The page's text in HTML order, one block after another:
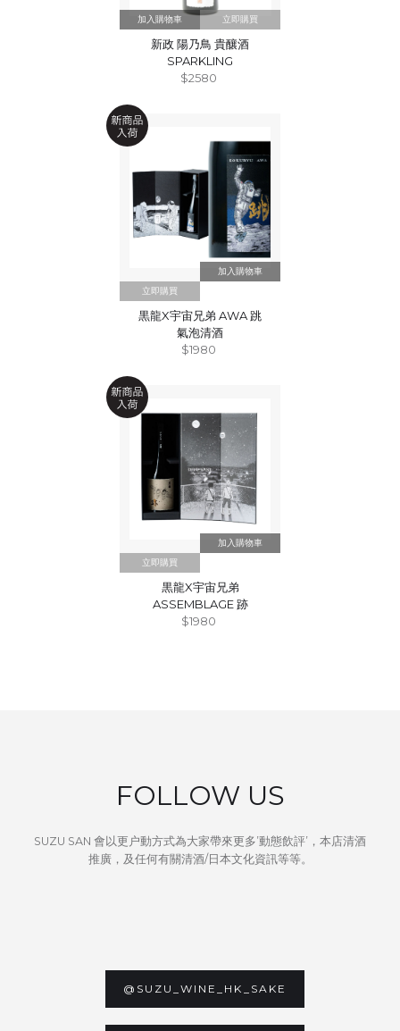
立即購買
新政 陽乃鳥 貴釀酒
SPARKLING
$2580
立即購買
黒龍X宇宙兄弟 AWA 跳
氣泡清酒
$1980
立即購買
黒龍X宇宙兄弟
ASSEMBLAGE 跡
$1980
FOLLOW US
SUZU SAN 會以更户動方式為大家帶來更多’動態飲評’，本店清酒
推廣，及任何有關清酒/日本文化資訊等等。
@SUZU_WINE_HK_SAKE